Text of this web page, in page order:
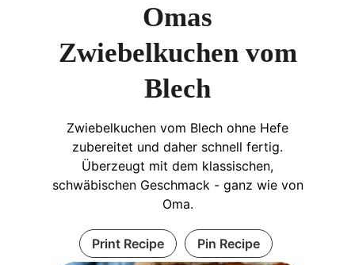
Omas
Zwiebelkuchen vom
Blech
Zwiebelkuchen vom Blech ohne Hefe
zubereitet und daher schnell fertig.
Überzeugt mit dem klassischen,
schwäbischen Geschmack - ganz wie von
Oma.
Print Recipe Pin Recipe